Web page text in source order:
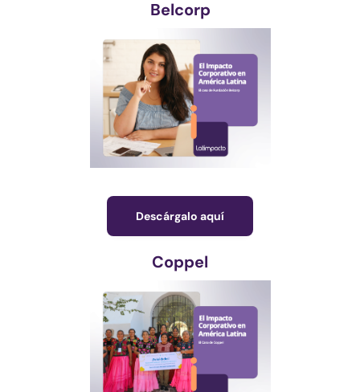
Belcorp
Descárgalo aquí
Coppel